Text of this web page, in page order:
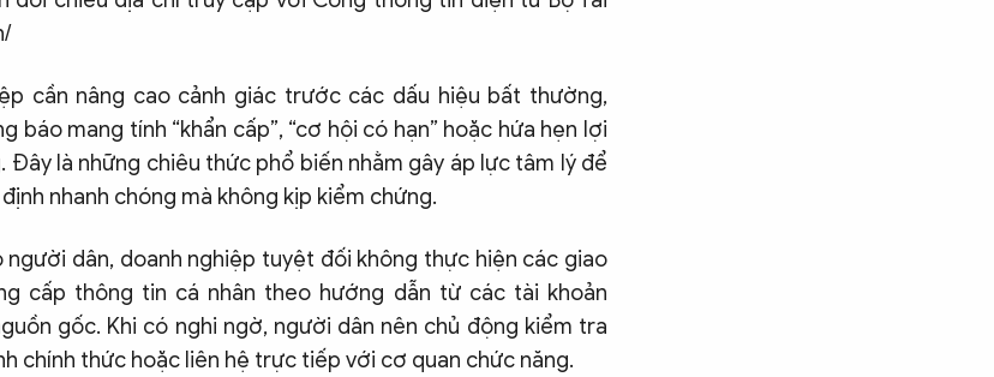
cần nâng cao cảnh giác trước các dấu hiệu bất thường,
báo mang tính “khẩn cấp”, “cơ hội có hạn” hoặc hứa hẹn lợi
Đây là những chiêu thức phổ biến nhằm gây áp lực tâm lý để
nhanh chóng mà không kịp kiểm chứng.
người dân, doanh nghiệp tuyệt đối không thực hiện các giao
cấp thông tin cá nhân theo hướng dẫn từ các tài khoản
gốc. Khi có nghi ngờ, người dân nên chủ động kiểm tra
chính thức hoặc liên hệ trực tiếp với cơ quan chức năng.